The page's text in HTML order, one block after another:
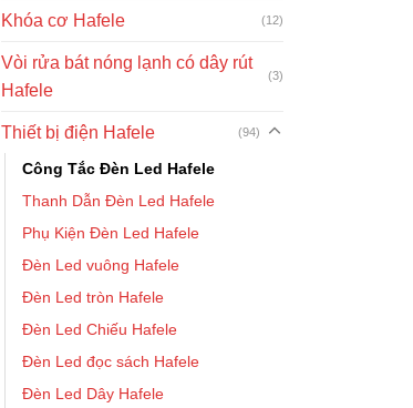
Khóa cơ Hafele (12)
Vòi rửa bát nóng lạnh có dây rút
Hafele
(3)
Thiết bị điện Hafele (94)
Công Tắc Đèn Led Hafele
Thanh Dẫn Đèn Led Hafele
Phụ Kiện Đèn Led Hafele
Đèn Led vuông Hafele
Đèn Led tròn Hafele
Đèn Led Chiếu Hafele
Đèn Led đọc sách Hafele
Đèn Led Dây Hafele